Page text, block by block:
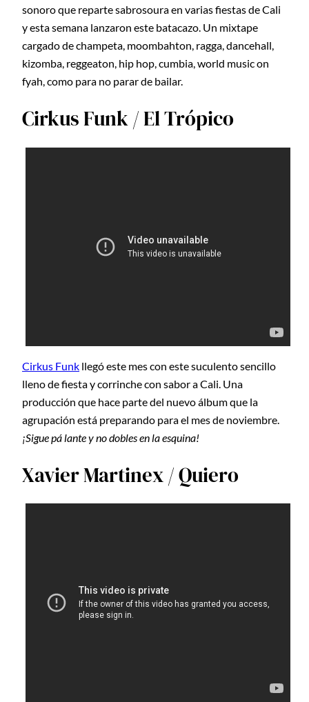
sonoro que reparte sabrosoura en varias fiestas de Cali
y esta semana lanzaron este batacazo. Un mixtape
cargado de champeta, moombahton, ragga, dancehall,
kizomba, reggeaton, hip hop, cumbia, world music on
fyah, como para no parar de bailar.
Cirkus Funk / El Trópico
Cirkus Funk llegó este mes con este suculento sencillo
lleno de fiesta y corrinche con sabor a Cali. Una
producción que hace parte del nuevo álbum que la
agrupación está preparando para el mes de noviembre.
¡Sigue pá lante y no dobles en la esquina!
Xavier Martinex / Quiero